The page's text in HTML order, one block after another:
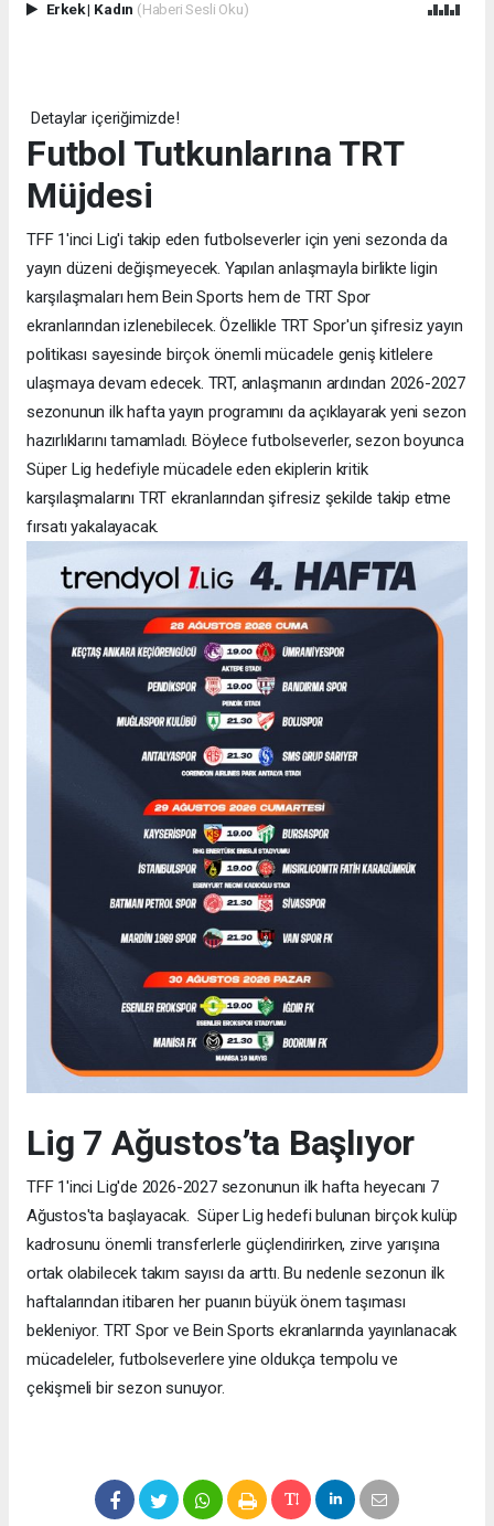
Erkek| Kadın (Haberi Sesli Oku)
Detaylar içeriğimizde!
Futbol Tutkunlarına TRT
Müjdesi
TFF 1'inci Lig'i takip eden futbolseverler için yeni sezonda da
yayın düzeni değişmeyecek. Yapılan anlaşmayla birlikte ligin
karşılaşmaları hem Bein Sports hem de TRT Spor
ekranlarından izlenebilecek. Özellikle TRT Spor'un şifresiz yayın
politikası sayesinde birçok önemli mücadele geniş kitlelere
ulaşmaya devam edecek. TRT, anlaşmanın ardından 2026-2027
sezonunun ilk hafta yayın programını da açıklayarak yeni sezon
hazırlıklarını tamamladı. Böylece futbolseverler, sezon boyunca
Süper Lig hedefiyle mücadele eden ekiplerin kritik
karşılaşmalarını TRT ekranlarından şifresiz şekilde takip etme
fırsatı yakalayacak.
Lig 7 Ağustos’ta Başlıyor
TFF 1'inci Lig'de 2026-2027 sezonunun ilk hafta heyecanı 7
Ağustos'ta başlayacak. Süper Lig hedefi bulunan birçok kulüp
kadrosunu önemli transferlerle güçlendirirken, zirve yarışına
ortak olabilecek takım sayısı da arttı. Bu nedenle sezonun ilk
haftalarından itibaren her puanın büyük önem taşıması
bekleniyor. TRT Spor ve Bein Sports ekranlarında yayınlanacak
mücadeleler, futbolseverlere yine oldukça tempolu ve
çekişmeli bir sezon sunuyor.